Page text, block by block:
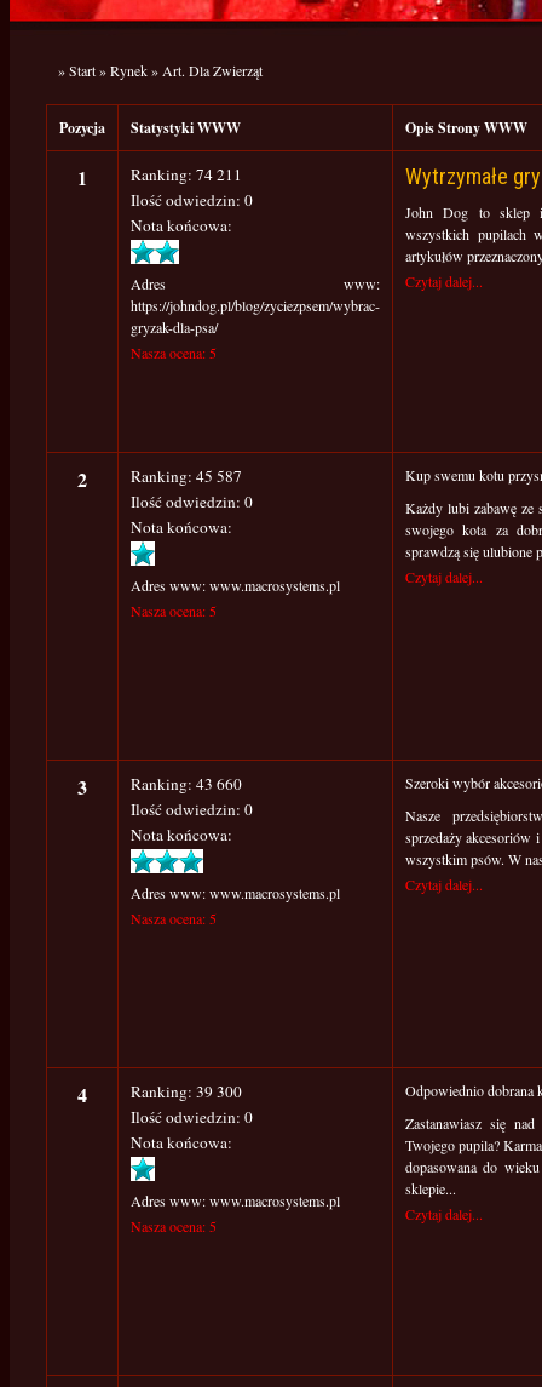
»Start»Rynek» Art. Dla Zwierząt
Pozycja Statystyki WWW Opis Strony WWW
1
Ranking: 74 211
Ilość odwiedzin: 0
Nota końcowa:
Adres www:
https://johndog.pl/blog/zyciezpsem/wybrac-
gryzak-dla-psa/
Nasza ocena: 5
Wytrzymałe
John Dog to sklep
wszystkich pupilach
artykułów
Czytaj dalej...
2
Ranking: 45 587
Ilość odwiedzin: 0
Nota końcowa:
Adres www: www.macrosystems.pl
Nasza ocena: 5
Kup swemu kotu
Każdy lubi zabawę ze
swojego kota za
sprawdzą się ulubione
Czytaj dalej...
3
Ranking: 43 660
Ilość odwiedzin: 0
Nota końcowa:
Adres www: www.macrosystems.pl
Nasza ocena: 5
Szeroki wybór
Nasze
sprzedaży akcesoriów
wszystkim psów. W
Czytaj dalej...
4
Ranking: 39 300
Ilość odwiedzin: 0
Nota końcowa:
Adres www: www.macrosystems.pl
Nasza ocena: 5
Odpowiednio dobrana
Zastanawiasz się
Twojego pupila?
dopasowana do
sklepie...
Czytaj dalej...